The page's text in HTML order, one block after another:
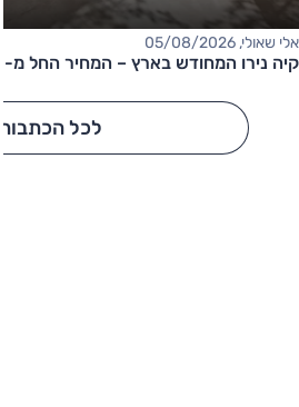
אלי שאולי, 05/08/2026
קיה נירו המחודש בארץ – המחיר החל מ-177,000 שקלים
לכל הכתבות